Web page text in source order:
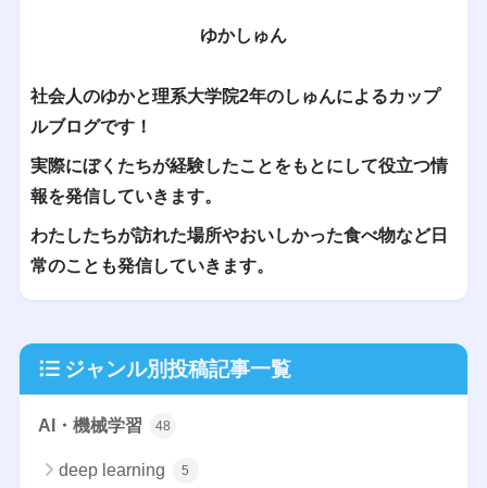
ゆかしゅん
社会人のゆかと理系大学院2年のしゅんによるカップ
ルブログです！
実際にぼくたちが経験したことをもとにして役立つ情
報を発信していきます。
わたしたちが訪れた場所やおいしかった食べ物など日
常のことも発信していきます。
ジャンル別投稿記事一覧
AI・機械学習 48
deep learning 5